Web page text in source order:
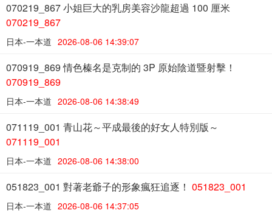
070219_867 小姐巨大的乳房美容沙龍超過 100 厘米
070219_867
日本-一本道 2026-08-06 14:39:07
070919_869 情色榛名是克制的 3P 原始陰道暨射擊！
070919_869
日本-一本道 2026-08-06 14:38:49
071119_001 青山花～平成最後的好女人特別版～
071119_001
日本-一本道 2026-08-06 14:38:00
051823_001 對著老爺子的形象瘋狂追逐！ 051823_001
日本-一本道 2026-08-06 14:37:05